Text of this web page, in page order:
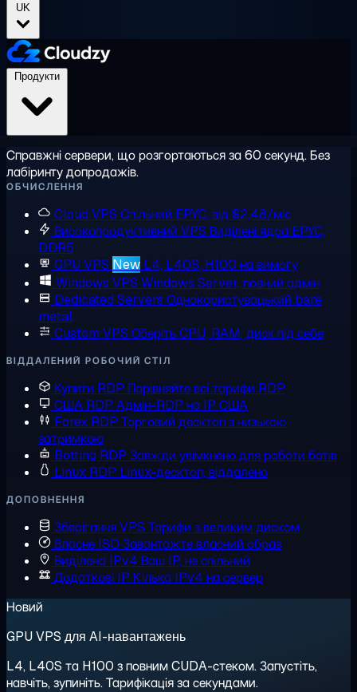
UK
Справжні сервери, що розгортаються за 60 секунд. Без
лабіринту допродажів.
ОБЧИСЛЕННЯ
Cloud VPS Спільний EPYC, від $2,48/міс
Високопродуктивний VPS Виділені ядра EPYC,
DDR5
GPU VPS New L4, L40S, H100 на вимогу
Windows VPS Windows Server, повний адмін
Dedicated Servers Однокористувацький bare
metal
Custom VPS Оберіть CPU, RAM, диск під себе
ВІДДАЛЕНИЙ РОБОЧИЙ СТІЛ
Купити RDP Порівняйте всі тарифи RDP
США RDP Адмін-RDP на IP США
Forex RDP Торговий десктоп з низькою
затримкою
Botting RDP Завжди увімкнено для роботи ботів
Linux RDP Linux-десктоп, віддалено
ДОПОВНЕННЯ
Зберігання VPS Тарифи з великим диском
Власне ISO Завантажте власний образ
Виділена IPv4 Ваш IP, не спільний
Додаткові IP Кілька IPv4 на сервер
Новий
GPU VPS для AI-навантажень
L4, L40S та H100 з повним CUDA-стеком. Запустіть,
навчіть, зупиніть. Тарифікація за секундами.